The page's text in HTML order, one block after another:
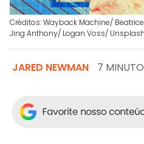
Créditos: Wayback Machine/
Jing Anthony/ Logan Voss/ Unsplash
JARED NEWMAN 7